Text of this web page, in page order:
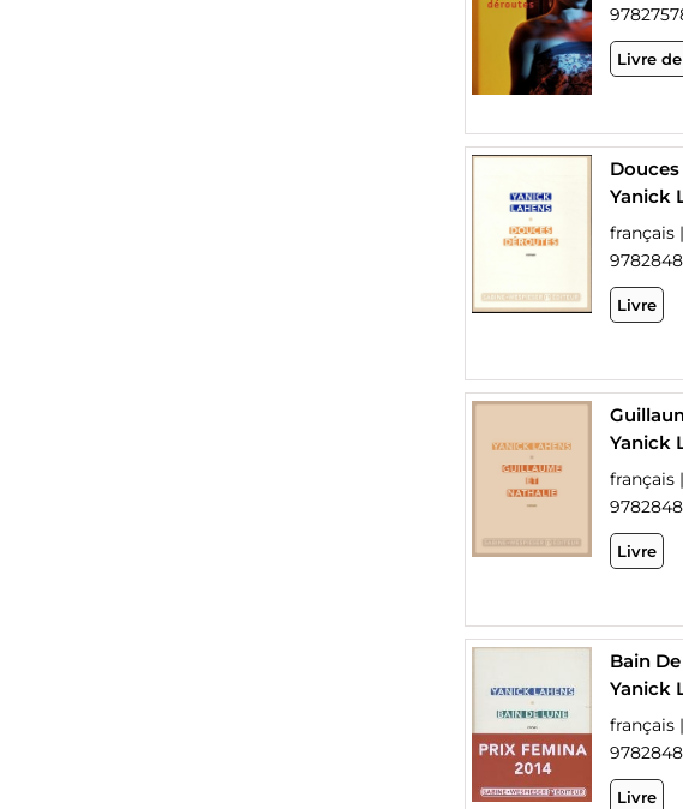
Livre
Yanick
français
Livre
Yanick
français
Livre
Bain
Yanick
français
Livre